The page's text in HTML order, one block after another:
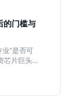
的门槛与
”是否可
芯片巨头的
断是否值